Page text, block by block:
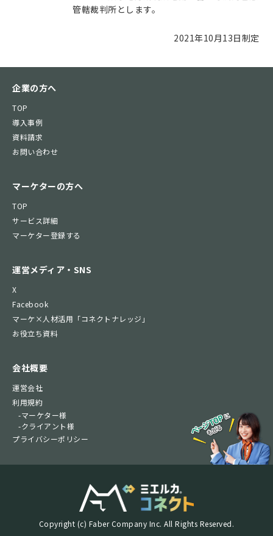
管轄裁判所とします。
2021年10月13日制定
企業の方へ
TOP
導入事例
資料請求
お問い合わせ
マーケターの方へ
TOP
サービス詳細
マーケター登録する
運営メディア・SNS
X
Facebook
マーケ×人材活用「コネクトナレッジ」
お役立ち資料
会社概要
運営会社
利用規約
-マーケター様
-クライアント様
プライバシーポリシー
Copyright (c) Faber Company Inc. All Rights Reserved.